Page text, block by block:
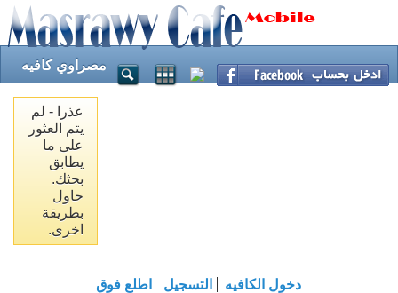
مصراوي كافيه
عذرا - لم
يتم العثور
على ما
يطابق
بحثك.
حاول
بطريقة
اخرى.
دخول الكافيه التسجيل اطلع فوق